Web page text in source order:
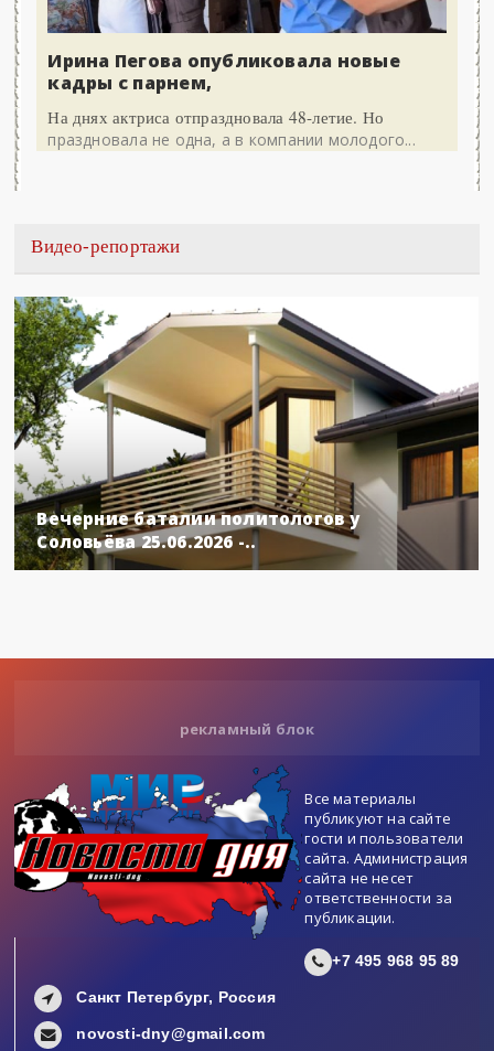
Ирина Пегова опубликовала новые
кадры с парнем,
На днях актриса отпраздновала 48-летие. Но
праздновала не одна, а в компании молодого...
Видео-репортажи
Вечерние баталии политологов у
Соловьёва 25.06.2026 -..
рекламный блок
Все материалы
публикуют на сайте
гости и пользователи
сайта. Администрация
сайта не несет
ответственности за
публикации.
+7 495 968 95 89
Санкт Петербург, Россия
novosti-dny@gmail.com